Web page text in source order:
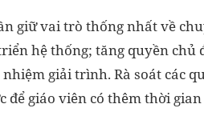
giữ vai trò thống nhất về
hệ thống; tăng quyền chủ
giải trình. Rà soát các
để giáo viên có thêm thời